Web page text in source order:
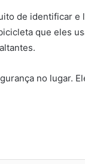
de identificar e
que eles
no lugar.